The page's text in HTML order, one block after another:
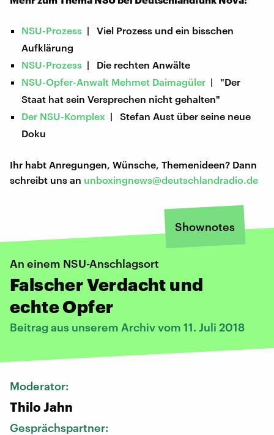
NSU-Prozess | Viel Prozess und ein bisschen
Aufklärung
NSU-Prozess | Die rechten Anwälte
NSU-Opfer-Anwalt Mehmet Daimagüler | "Der
Staat hat sein Versprechen nicht gehalten"
Der NSU-Komplex | Stefan Aust über seine neue
Doku
Ihr habt Anregungen, Wünsche, Themenideen? Dann
schreibt uns an unboxingnews@deutschlandradio.de
Shownotes
An einem NSU-Anschlagsort
Falscher Verdacht und
echte Opfer
Beitrag aus unserem Archiv vom 11. Juli 2018
Moderator:
Thilo Jahn
Gesprächspartner: